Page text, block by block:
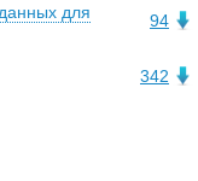
94
для
342